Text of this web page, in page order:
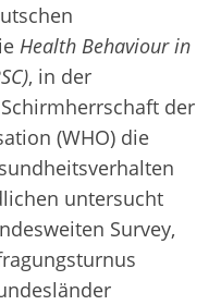
Health Behaviour in
, in der
der
(WHO) die
untersucht
Survey,